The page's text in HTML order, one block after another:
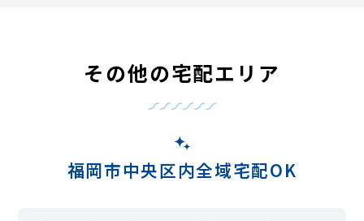
その他の宅配エリア
福岡市中央区内全域宅配OK